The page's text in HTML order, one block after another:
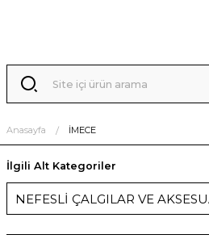
Anasayfa İMECE
İlgili Alt Kategoriler
NEFESLİ ÇALGILAR VE